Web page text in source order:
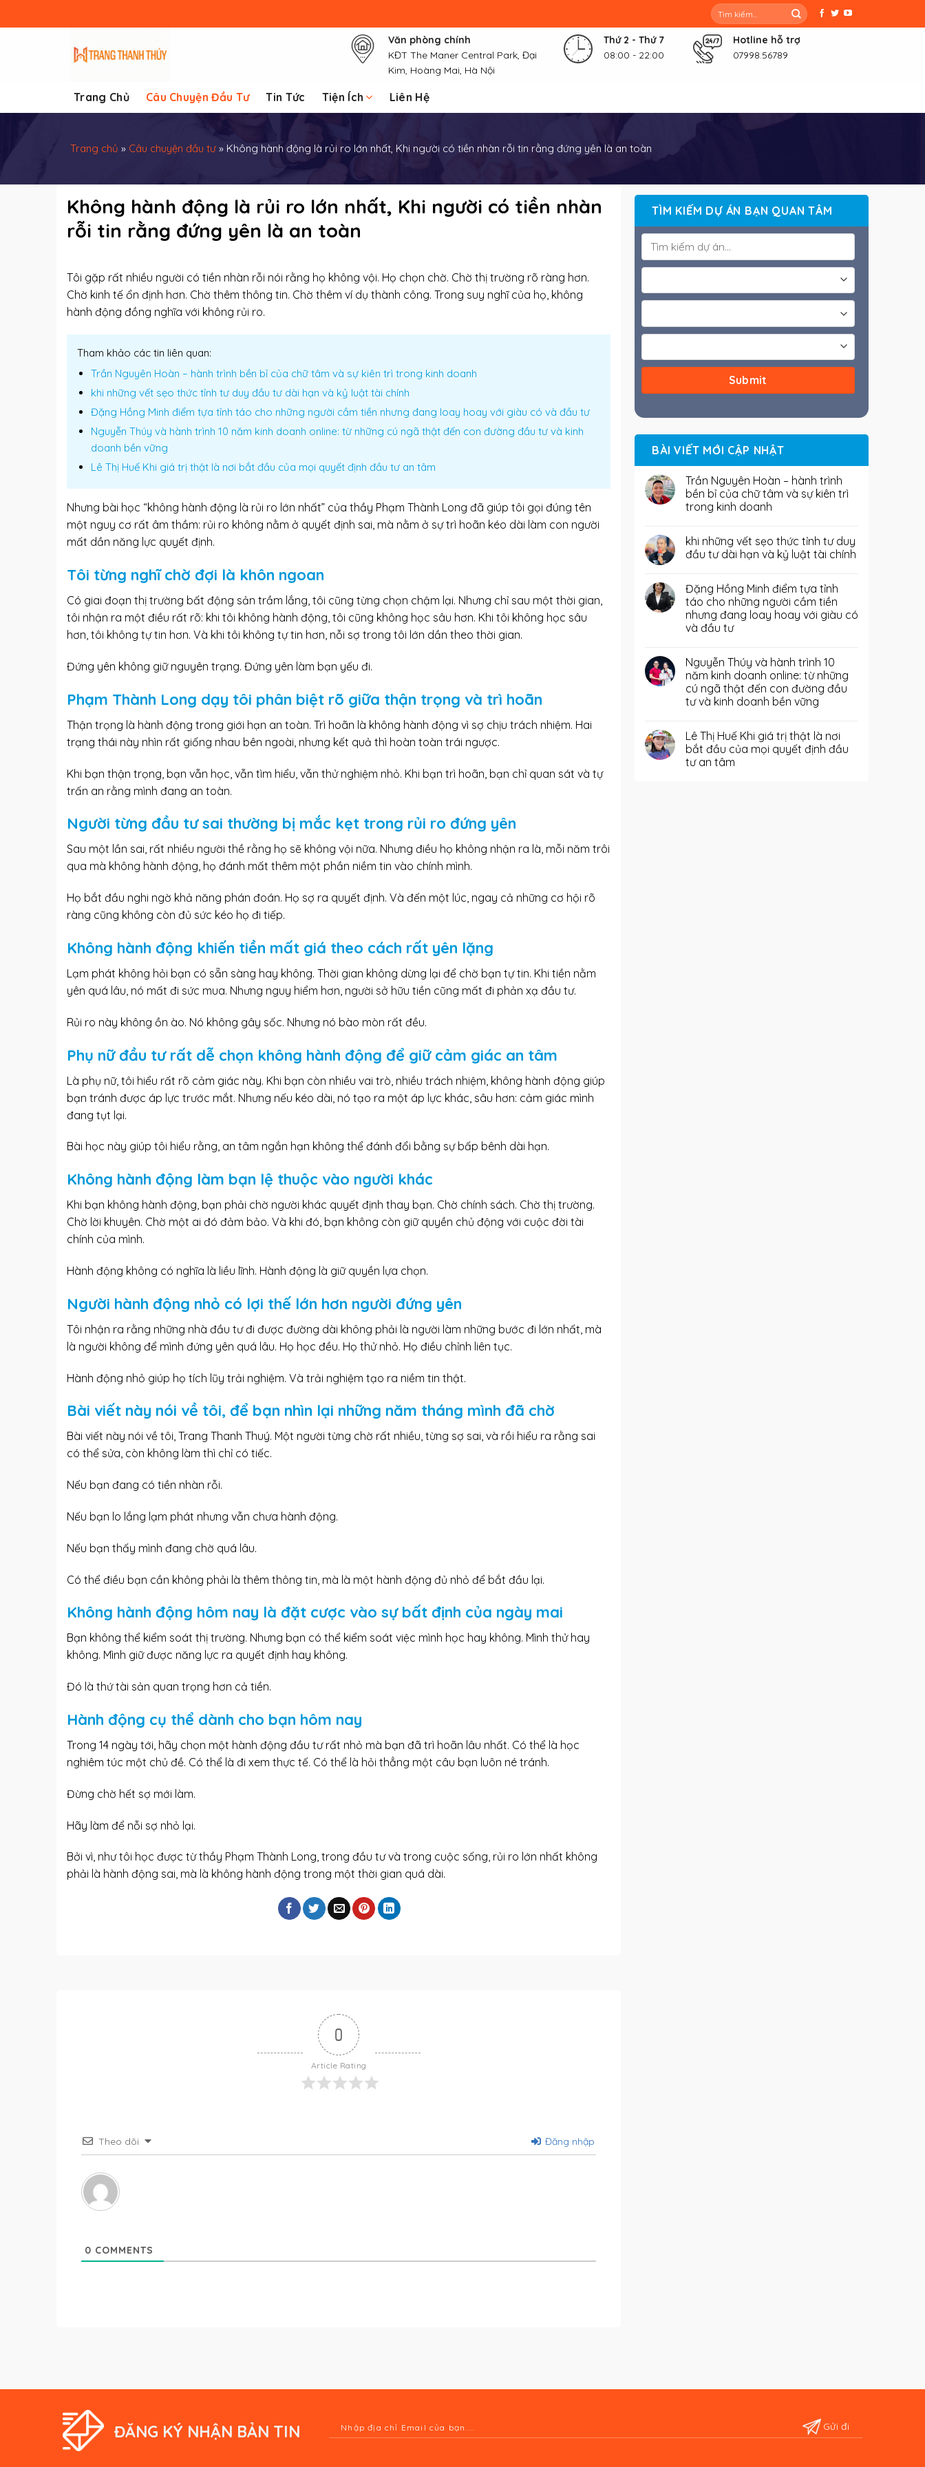
to
Tìm
kiếm:
Văn phòng chính
KĐT The Maner Central Park, Đại
Kim, Hoàng Mai, Hà Nội
Thứ 2 - Thứ 7
08:00 - 22:00
Hotline hỗ trợ
07998.56789
Trang Chủ Câu Chuyện Đầu Tư Tin Tức Tiện Ích Liên Hệ
Trang chủ » Câu chuyện đầu tư » Không hành động là rủi ro lớn nhất, Khi người có tiền nhàn rỗi tin rằng đứng yên là an toàn
Không hành động là rủi ro lớn nhất, Khi người có tiền nhàn
rỗi tin rằng đứng yên là an toàn
Tôi gặp rất nhiều người có tiền nhàn rỗi nói rằng họ không vội. Họ chọn chờ. Chờ thị trường rõ ràng hơn.
Chờ kinh tế ổn định hơn. Chờ thêm thông tin. Chờ thêm ví dụ thành công. Trong suy nghĩ của họ, không
hành động đồng nghĩa với không rủi ro.
Tham khảo các tin liên quan:
Trần Nguyên Hoàn – hành trình bền bỉ của chữ tâm và sự kiên trì trong kinh doanh
khi những vết sẹo thức tỉnh tư duy đầu tư dài hạn và kỷ luật tài chính
Đặng Hồng Minh điểm tựa tỉnh táo cho những người cầm tiền nhưng đang loay hoay với giàu có và đầu tư
Nguyễn Thúy và hành trình 10 năm kinh doanh online: từ những cú ngã thật đến con đường đầu tư và kinh
doanh bền vững
Lê Thị Huế Khi giá trị thật là nơi bắt đầu của mọi quyết định đầu tư an tâm
Nhưng bài học “không hành động là rủi ro lớn nhất” của thầy Phạm Thành Long đã giúp tôi gọi đúng tên
một nguy cơ rất âm thầm: rủi ro không nằm ở quyết định sai, mà nằm ở sự trì hoãn kéo dài làm con người
mất dần năng lực quyết định.
Tôi từng nghĩ chờ đợi là khôn ngoan
Có giai đoạn thị trường bất động sản trầm lắng, tôi cũng từng chọn chậm lại. Nhưng chỉ sau một thời gian,
tôi nhận ra một điều rất rõ: khi tôi không hành động, tôi cũng không học sâu hơn. Khi tôi không học sâu
hơn, tôi không tự tin hơn. Và khi tôi không tự tin hơn, nỗi sợ trong tôi lớn dần theo thời gian.
Đứng yên không giữ nguyên trạng. Đứng yên làm bạn yếu đi.
Phạm Thành Long dạy tôi phân biệt rõ giữa thận trọng và trì hoãn
Thận trọng là hành động trong giới hạn an toàn. Trì hoãn là không hành động vì sợ chịu trách nhiệm. Hai
trạng thái này nhìn rất giống nhau bên ngoài, nhưng kết quả thì hoàn toàn trái ngược.
Khi bạn thận trọng, bạn vẫn học, vẫn tìm hiểu, vẫn thử nghiệm nhỏ. Khi bạn trì hoãn, bạn chỉ quan sát và tự
trấn an rằng mình đang an toàn.
Người từng đầu tư sai thường bị mắc kẹt trong rủi ro đứng yên
Sau một lần sai, rất nhiều người thề rằng họ sẽ không vội nữa. Nhưng điều họ không nhận ra là, mỗi năm trôi
qua mà không hành động, họ đánh mất thêm một phần niềm tin vào chính mình.
Họ bắt đầu nghi ngờ khả năng phán đoán. Họ sợ ra quyết định. Và đến một lúc, ngay cả những cơ hội rõ
ràng cũng không còn đủ sức kéo họ đi tiếp.
Không hành động khiến tiền mất giá theo cách rất yên lặng
Lạm phát không hỏi bạn có sẵn sàng hay không. Thời gian không dừng lại để chờ bạn tự tin. Khi tiền nằm
yên quá lâu, nó mất đi sức mua. Nhưng nguy hiểm hơn, người sở hữu tiền cũng mất đi phản xạ đầu tư.
Rủi ro này không ồn ào. Nó không gây sốc. Nhưng nó bào mòn rất đều.
Phụ nữ đầu tư rất dễ chọn không hành động để giữ cảm giác an tâm
Là phụ nữ, tôi hiểu rất rõ cảm giác này. Khi bạn còn nhiều vai trò, nhiều trách nhiệm, không hành động giúp
bạn tránh được áp lực trước mắt. Nhưng nếu kéo dài, nó tạo ra một áp lực khác, sâu hơn: cảm giác mình
đang tụt lại.
Bài học này giúp tôi hiểu rằng, an tâm ngắn hạn không thể đánh đổi bằng sự bấp bênh dài hạn.
Không hành động làm bạn lệ thuộc vào người khác
Khi bạn không hành động, bạn phải chờ người khác quyết định thay bạn. Chờ chính sách. Chờ thị trường.
Chờ lời khuyên. Chờ một ai đó đảm bảo. Và khi đó, bạn không còn giữ quyền chủ động với cuộc đời tài
chính của mình.
Hành động không có nghĩa là liều lĩnh. Hành động là giữ quyền lựa chọn.
Người hành động nhỏ có lợi thế lớn hơn người đứng yên
Tôi nhận ra rằng những nhà đầu tưđi được đường dài không phải là người làm những bước đi lớn nhất, mà
là người không để mình đứng yên quá lâu. Họ học đều. Họ thử nhỏ. Họ điều chỉnh liên tục.
Hành động nhỏ giúp họ tích lũy trải nghiệm. Và trải nghiệm tạo ra niềm tin thật.
Bài viết này nói về tôi, để bạn nhìn lại những năm tháng mình đã chờ
Bài viết này nói về tôi, Trang Thanh Thuý. Một người từng chờ rất nhiều, từng sợ sai, và rồi hiểu ra rằng sai
có thể sửa, còn không làm thì chỉ có tiếc.
Nếu bạn đang có tiền nhàn rỗi.
Nếu bạn lo lắng lạm phát nhưng vẫn chưa hành động.
Nếu bạn thấy mình đang chờ quá lâu.
Có thể điều bạn cần không phải là thêm thông tin, mà là một hành động đủ nhỏ để bắt đầu lại.
Không hành động hôm nay là đặt cược vào sự bất định của ngày mai
Bạn không thể kiểm soát thị trường. Nhưng bạn có thể kiểm soát việc mình học hay không. Mình thử hay
không. Mình giữ được năng lực ra quyết định hay không.
Đó là thứ tài sản quan trọng hơn cả tiền.
Hành động cụ thể dành cho bạn hôm nay
Trong 14 ngày tới, hãy chọn một hành động đầu tư rất nhỏ mà bạn đã trì hoãn lâu nhất. Có thể là học
nghiêm túc một chủ đề. Có thể là đi xem thực tế. Có thể là hỏi thẳng một câu bạn luôn né tránh.
Đừng chờ hết sợ mới làm.
Hãy làm để nỗi sợ nhỏ lại.
Bởi vì, như tôi học được từ thầy Phạm Thành Long, trong đầu tư và trong cuộc sống, rủi ro lớn nhất không
phải là hành động sai, mà là không hành động trong một thời gian quá dài.
0
Article Rating
Theo dõi Đăng nhập
0 COMMENTS
TÌM KIẾM DỰ ÁN BẠN QUAN TÂM
BÀI VIẾT MỚI CẬP NHẬT
Trần Nguyên Hoàn – hành trình
bền bỉ của chữ tâm và sự kiên trì
trong kinh doanh
khi những vết sẹo thức tỉnh tư duy
đầu tư dài hạn và kỷ luật tài chính
Đặng Hồng Minh điểm tựa tỉnh
táo cho những người cầm tiền
nhưng đang loay hoay với giàu có
và đầu tư
Nguyễn Thúy và hành trình 10
năm kinh doanh online: từ những
cú ngã thật đến con đường đầu
tư và kinh doanh bền vững
Lê Thị Huế Khi giá trị thật là nơi
bắt đầu của mọi quyết định đầu
tư an tâm
ĐĂNG KÝ NHẬN BẢN TIN